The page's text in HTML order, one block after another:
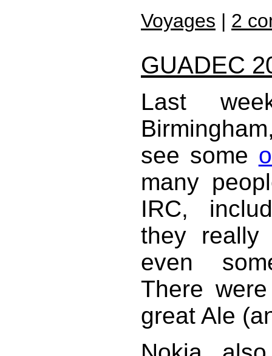
Voyages | 2
GUADEC
Last
see some
many
IRC,
they
even
There
great Ale